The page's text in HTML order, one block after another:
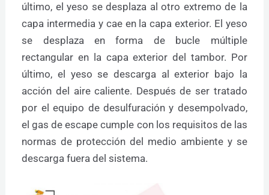
último, el yeso se desplaza al otro extremo de la
capa intermedia y cae en la capa exterior. El yeso
se desplaza en forma de bucle múltiple
rectangular en la capa exterior del tambor. Por
último, el yeso se descarga al exterior bajo la
acción del aire caliente. Después de ser tratado
por el equipo de desulfuración y desempolvado,
el gas de escape cumple con los requisitos de las
normas de protección del medio ambiente y se
descarga fuera del sistema.